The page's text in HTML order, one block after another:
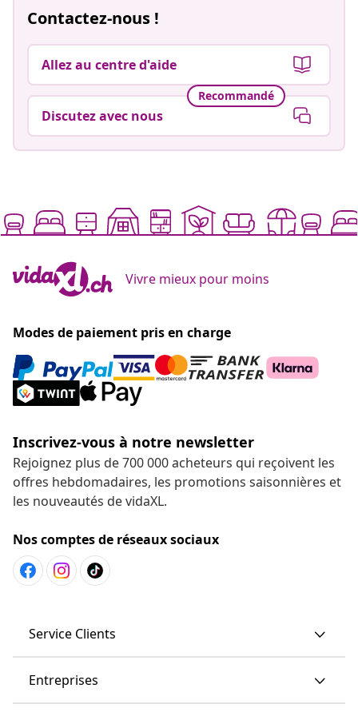
Contactez-nous !
Allez au centre d'aide
Recommandé
Discutez avec nous
Vivre mieux pour moins
Modes de paiement pris en charge
Inscrivez-vous à notre newsletter
Rejoignez plus de 700 000 acheteurs qui reçoivent les
offres hebdomadaires, les promotions saisonnières et
les nouveautés de vidaXL.
Nos comptes de réseaux sociaux
Service Clients
Entreprises